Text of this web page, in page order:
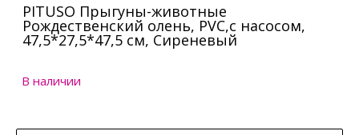
PITUSO Прыгуны-животные
Рождественский олень, PVC,с насосом,
47,5*27,5*47,5 см, Сиреневый
В наличии